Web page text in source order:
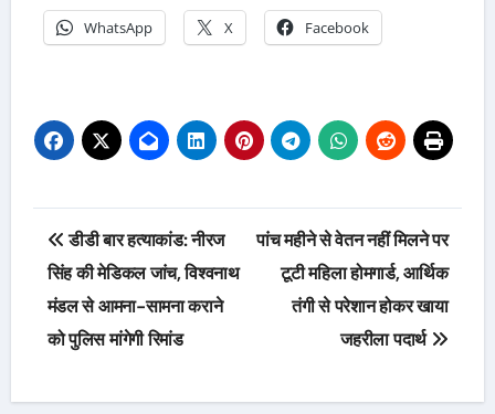
WhatsApp X Facebook
Post
navigation
डीडी बार हत्याकांड: नीरज
सिंह की मेडिकल जांच, विश्वनाथ
मंडल से आमना-सामना कराने
को पुलिस मांगेगी रिमांड
पांच महीने से वेतन नहीं मिलने पर
टूटी महिला होमगार्ड, आर्थिक
तंगी से परेशान होकर खाया
जहरीला पदार्थ